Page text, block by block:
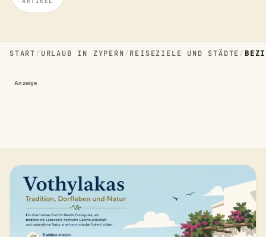
START/ URLAUB IN ZYPERN/REISEZIELE UND STÄDTE/
Anzeige